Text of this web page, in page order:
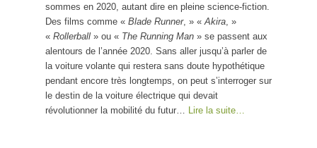
sommes en 2020, autant dire en pleine science-fiction.
Des films comme « Blade Runner, » « Akira , »
« Rollerball » ou « The Running Man » se passent aux
alentours de l’année 2020. Sans aller jusqu’à parler de
la voiture volante qui restera sans doute hypothétique
pendant encore très longtemps, on peut s’interroger sur
le destin de la voiture électrique qui devait
révolutionner la mobilité du futur…
Lire la suite…